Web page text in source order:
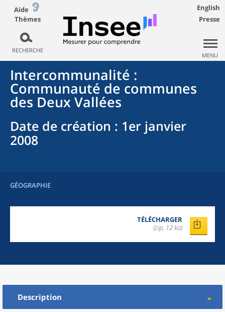
Aide
Thèmes
RECHERCHE
English
Presse
MENU
Intercommunalité :
Communauté de communes
des Deux Vallées
Date de création : 1er janvier
2008
GÉOGRAPHIE
TÉLÉCHARGER
(zip, 12 ko)
Description